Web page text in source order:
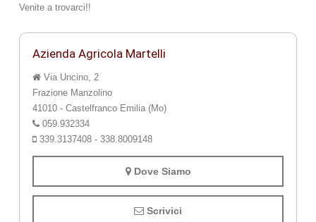
Venite a trovarci!!
Azienda Agricola Martelli
Via Uncino, 2
Frazione Manzolino
41010 - Castelfranco Emilia (Mo)
059.932334
339.3137408 - 338.8009148
Dove Siamo
Scrivici